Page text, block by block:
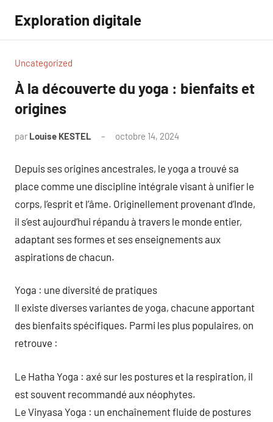
contenu
Exploration digitale
Uncategorized
À la découverte du yoga : bienfaits et
origines
par Louise KESTEL octobre 14, 2024
Depuis ses origines ancestrales, le yoga a trouvé sa
place comme une discipline intégrale visant à unifier le
corps, l’esprit et l’âme. Originellement provenant d’Inde,
il s’est aujourd’hui répandu à travers le monde entier,
adaptant ses formes et ses enseignements aux
aspirations de chacun.
Yoga : une diversité de pratiques
Il existe diverses variantes de yoga, chacune apportant
des bienfaits spécifiques. Parmi les plus populaires, on
retrouve :
Le Hatha Yoga : axé sur les postures et la respiration, il
est souvent recommandé aux néophytes.
Le Vinyasa Yoga : un enchaînement fluide de postures